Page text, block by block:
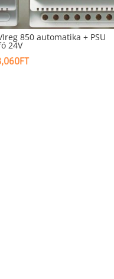
850 automatika + PSU
24V
FT